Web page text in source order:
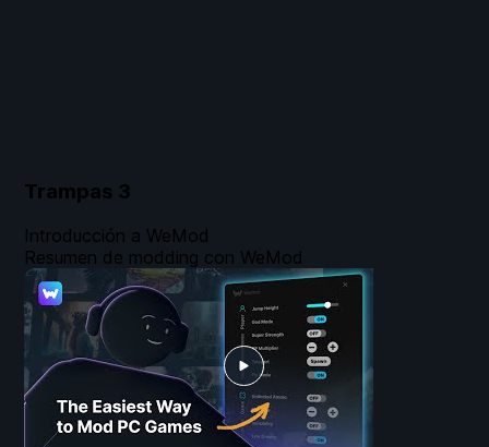
Trampas 3
Introducción a WeMod
Resumen de modding con WeMod